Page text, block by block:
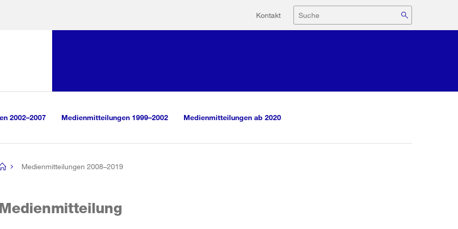
Hilfsnavigation
Kontakt Suche
2002–2007 Medienmitteilungen 1999–2002 Medienmitteilungen ab 2020
Medienmitteilungen 2008–2019